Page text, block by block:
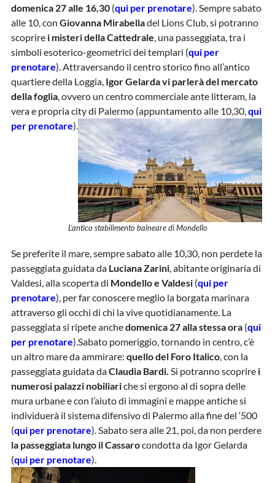
domenica 27 alle 16,30(qui per prenotare). Sempre sabato
alle 10, con Giovanna Mirabelladel Lions Club, si potranno
scoprirei misteri della Cattedrale, una passeggiata, tra i
simboli esoterico-geometrici dei templari (qui per
prenotare). Attraversando il centro storico fino all’antico
quartiere della Loggia,Igor Gelarda vi parlerà del mercato
della foglia, ovvero un centro commerciale ante litteram, la
vera e propria city di Palermo (appuntamento alle 10,30,qui
per prenotare).
L’antico stabilimento balneare di Mondello
Se preferite il mare, sempre sabato alle 10,30, non perdete la
passeggiata guidata da Luciana Zarini, abitante originaria di
Valdesi, alla scoperta di Mondello e Valdesi(qui per
prenotare), per far conoscere meglio la borgata marinara
attraverso gli occhi di chi la vive quotidianamente. La
passeggiata si ripete anchedomenica 27 alla stessa ora(qui
per prenotare).Sabato pomeriggio, tornando in centro, c’è
un altro mare da ammirare: quello del Foro Italico, con la
passeggiata guidata daClaudia Bardi. Si potranno scoprire i
numerosi palazzi nobiliariche si ergono al di sopra delle
mura urbane e con l’aiuto di immagini e mappe antiche si
individuerà il sistema difensivo di Palermo alla fine del ‘500
(qui per prenotare). Sabato sera alle 21, poi, da non perdere
la passeggiata lungo il Cassarocondotta da Igor Gelarda
(qui per prenotare).